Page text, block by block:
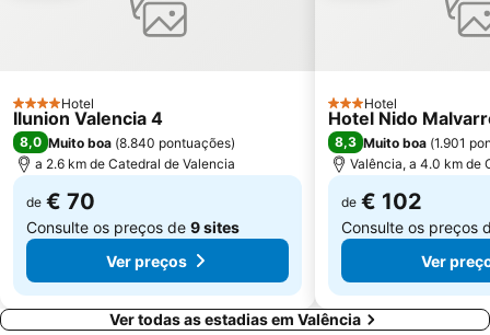
Turia River Gardens - Gulliver Park
Sant Antoni
Patraix
4 Estrelas
Hotel
Ilunion Valencia 4
8,0 Muito boa (8.840 pontuações)
a 2.6 km de Catedral de Valencia
de € 70
Consulte os preços de 9 sites
Ver preços
3 Estrelas
Hotel
Hotel Nido
8,3 Muito boa (1.901
Valência, a 4.0 km de
de € 102
Consulte os preços
Ver
Ver todas as estadias em Valência